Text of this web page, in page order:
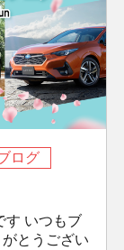
ログ
す いつもブ
とうござい